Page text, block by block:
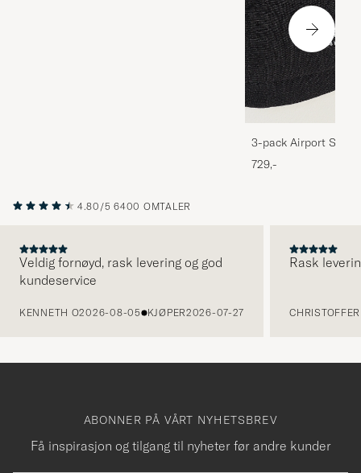
3-pack Airport
Melange
729,-
4.80/5 6400 OMTALER
Veldig fornøyd, rask levering og god
kundeservice
KENNETH O2026-08-05 KJØPER2026-07-27
Rask
ABONNER PÅ VÅRT NYHETSBREV
Få inspirasjon og tilgang til nyheter før andre kunder